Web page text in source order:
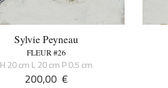
Sylvie Peyneau
FLEUR #26
H 20 cm L 20 cm P 0.5 cm
200,00 €